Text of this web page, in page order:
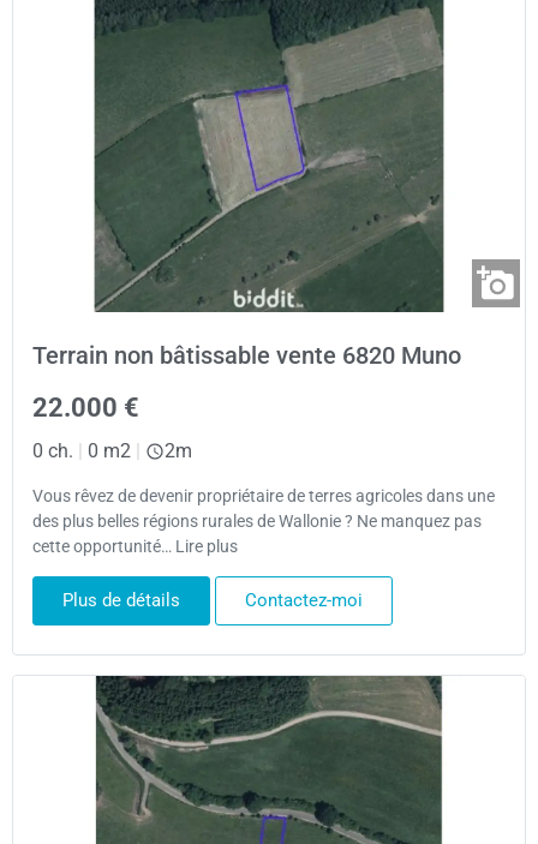
Terrain non bâtissable vente 6820 Muno
22.000 €
0 ch. | 0 m2 | 2m
Vous rêvez de devenir propriétaire de terres agricoles dans une
des plus belles régions rurales de Wallonie ? Ne manquez pas
cette opportunité… Lire plus
Plus de détails Contactez-moi